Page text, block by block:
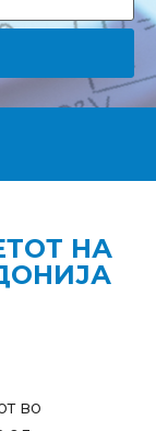
НА
во